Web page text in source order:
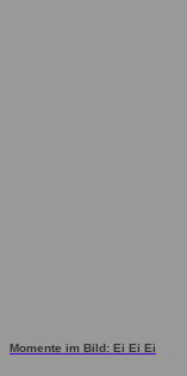
Momente im Bild: Ei Ei Ei